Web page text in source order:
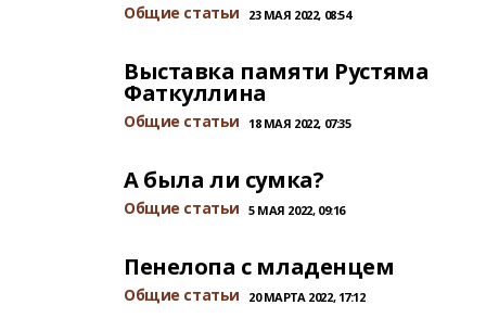
Общие статьи 23 МАЯ 2022, 08:54
Выставка памяти Рустяма
Фаткуллина
Общие статьи 18 МАЯ 2022, 07:35
А была ли сумка?
Общие статьи 5 МАЯ 2022, 09:16
Пенелопа с младенцем
Общие статьи 20 МАРТА 2022, 17:12